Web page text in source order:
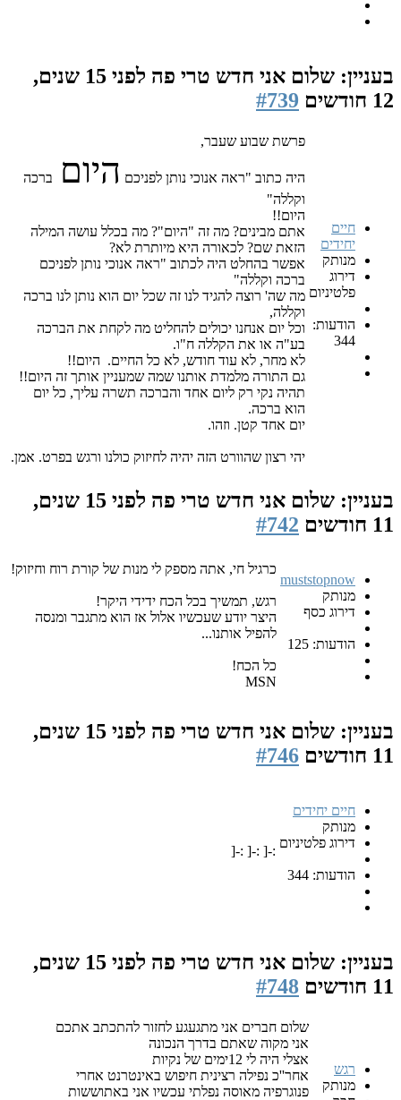
בעניין: שלום אני חדש טרי פה
לפני 15 שנים,
12 חודשים
#739
חיים
יחידים
מנותק
דירוג
פלטיניום
הודעות:
344
פרשת שבוע שעבר,
היה כתוב "ראה אנוכי נותן לפניכם היום
ברכה
וקללה"
היום!!
אתם מבינים? מה זה "היום"? מה בכלל עושה המילה
הזאת שם? לכאורה היא מיותרת לא?
אפשר בהחלט היה לכתוב "ראה אנוכי נותן לפניכם
ברכה וקללה"
מה שה' רוצה להגיד לנו זה שכל יום הוא נותן לנו ברכה
וקללה,
וכל יום אנחנו יכולים להחליט מה לקחת את הברכה
בע"ה או את הקללה ח"ו.
לא מחר, לא עוד חודש, לא כל החיים. היום!!
גם התורה מלמדת אותנו שמה שמעניין אותך זה היום!!
תהיה נקי רק ליום אחד והברכה תשרה עליך, כל יום
הוא ברכה.
יום אחד קטן. וזהו.
יהי רצון שהוורט הזה יהיה לחיזוק כולנו ורגש בפרט. אמן.
בעניין: שלום אני חדש טרי פה
לפני 15 שנים,
11 חודשים
#742
muststopnow
מנותק
דירוג כסף
הודעות: 125
כרגיל חי, אתה מספק לי מנות של קורת רוח וחיזוק!
רגש, תמשיך בכל הכח ידידי היקר!
היצר יודע שעכשיו אלול אז הוא מתגבר ומנסה
להפיל אותנו...
כל הכח!
MSN
בעניין: שלום אני חדש טרי פה
לפני 15 שנים,
11 חודשים
#746
חיים יחידים
מנותק
דירוג פלטיניום
הודעות: 344
:-[ :-[ :-[
בעניין: שלום אני חדש טרי פה
לפני 15 שנים,
11 חודשים
#748
רגש
מנותק
שלום חברים אני מתגעגע לחזור להתכתב אתכם
אני מקוה שאתם בדרך הנכונה
אצלי היה לי 12ימים של נקיות
אחר''כ נפילה רצינית חיפוש באינטרנט אחרי
פנוגרפיה מאוסה נפלתי עכשיו אני באתוששות